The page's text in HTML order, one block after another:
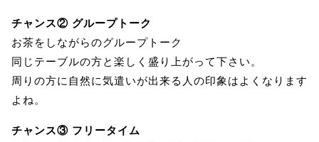
チャンス② グループトーク
お茶をしながらのグループトーク
同じテーブルの方と楽しく盛り上がって下さい。
周りの方に自然に気遣いが出来る人の印象はよくなります
よね。
チャンス③ フリータイム